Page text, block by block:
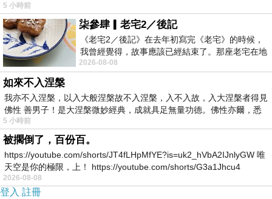
純銀 雙子座 - XS1298F
網址:
http://ibestfun.net/redirect.php?
k=06dd1997cfbd00c9f69eaf2ebd8cf043&uid1=
&uid2=&uid3=&uid4=&uid5=
描述:
SOUFEEL之所以受到人們的喜愛，最重要的原
因就是每一個飾品都可以由自己去挑選搭配，任
5 小時前
柒參肆▎老宅2／後記
《老宅2／後記》在去年初寫完《老宅》的時候，
我曾經覺得，故事應該已經結束了。那座老宅在地
震中倒塌，七個人終於離開那片黑暗，
2026-08-08
如來不入涅槃
我亦不入涅槃，以入大般涅槃故不入涅槃，入不入故，入大涅槃者得見
佛性 善男子！是大涅槃微妙經典，成就具足無量功德。佛性亦爾，悉
5 小時前
被擱倒了，百份百。
https://youtube.com/shorts/JT4fLHpMfYE?is=uk2_hVbA2IJnlyGW 唯
天空是你的極限，上！ https://youtube.com/shorts/G3a1Jhcu4
2026-08-08
登入 註冊